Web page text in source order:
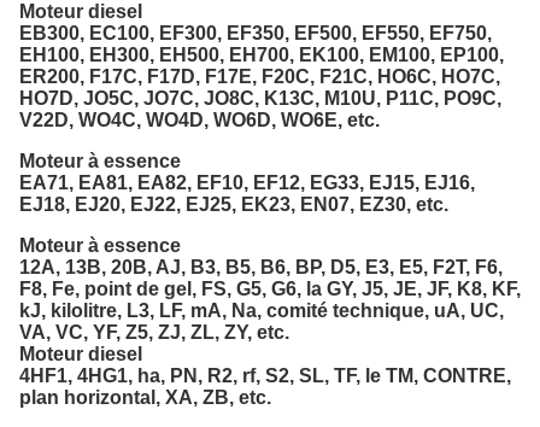
Moteur diesel
EB300, EC100, EF300, EF350, EF500, EF550, EF750,
EH100, EH300, EH500, EH700, EK100, EM100, EP100,
ER200, F17C, F17D, F17E, F20C, F21C, HO6C, HO7C,
HO7D, JO5C, JO7C, JO8C, K13C, M10U, P11C, PO9C,
V22D, WO4C, WO4D, WO6D, WO6E, etc.
Moteur à essence
EA71, EA81, EA82, EF10, EF12, EG33, EJ15, EJ16,
EJ18, EJ20, EJ22, EJ25, EK23, EN07, EZ30, etc.
Moteur à essence
12A, 13B, 20B, AJ, B3, B5, B6, BP, D5, E3, E5, F2T, F6,
F8, Fe, point de gel, FS, G5, G6, la GY, J5, JE, JF, K8, KF,
kJ, kilolitre, L3, LF, mA, Na, comité technique, uA, UC,
VA, VC, YF, Z5, ZJ, ZL, ZY, etc.
Moteur diesel
4HF1, 4HG1, ha, PN, R2, rf, S2, SL, TF, le TM, CONTRE,
plan horizontal, XA, ZB, etc.